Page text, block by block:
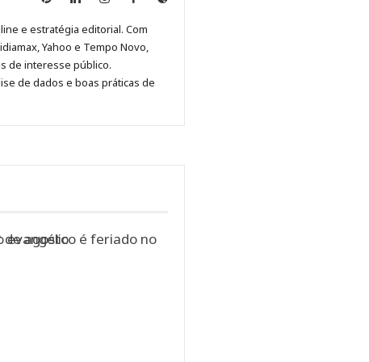
no
Pinterest
no
LinkedIn
no
Instagram
no
Facebook
e estratégia editorial. Com
Yahoo e Tempo Novo,
de interesse público.
de dados e boas práticas de